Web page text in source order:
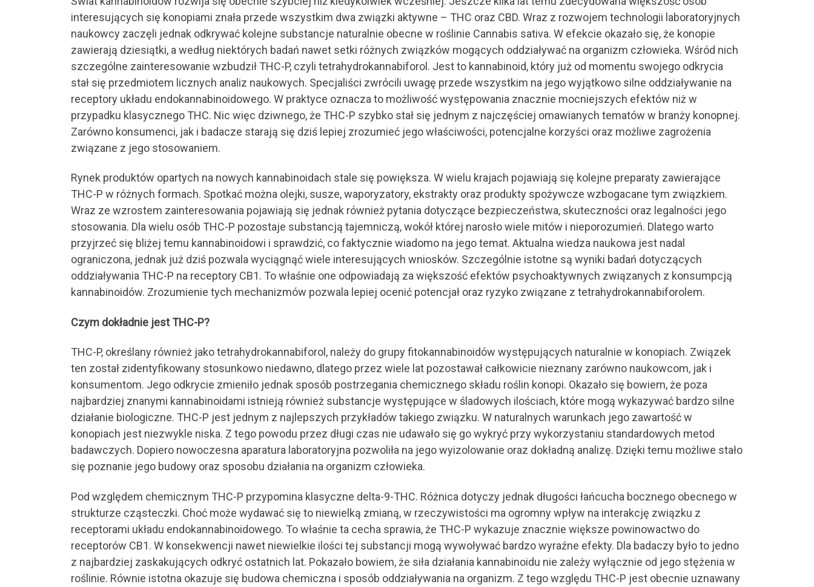
interesujących się konopiami znała przede wszystkim dwa związki aktywne – THC oraz CBD. Wraz z rozwojem technologii laboratoryjnych
naukowcy zaczęli jednak odkrywać kolejne substancje naturalnie obecne w roślinie Cannabis sativa. W efekcie okazało się, że konopie
zawierają dziesiątki, a według niektórych badań nawet setki różnych związków mogących oddziaływać na organizm człowieka. Wśród nich
szczególne zainteresowanie wzbudził THC-P, czyli tetrahydrokannabiforol. Jest to kannabinoid, który już od momentu swojego odkrycia
stał się przedmiotem licznych analiz naukowych. Specjaliści zwrócili uwagę przede wszystkim na jego wyjątkowo silne oddziaływanie na
receptory układu endokannabinoidowego. W praktyce oznacza to możliwość występowania znacznie mocniejszych efektów niż w
przypadku klasycznego THC. Nic więc dziwnego, że THC-P szybko stał się jednym z najczęściej omawianych tematów w branży konopnej.
Zarówno konsumenci, jak i badacze starają się dziś lepiej zrozumieć jego właściwości, potencjalne korzyści oraz możliwe zagrożenia
związane z jego stosowaniem.
Rynek produktów opartych na nowych kannabinoidach stale się powiększa. W wielu krajach pojawiają się kolejne preparaty zawierające
THC-P w różnych formach. Spotkać można olejki, susze, waporyzatory, ekstrakty oraz produkty spożywcze wzbogacane tym związkiem.
Wraz ze wzrostem zainteresowania pojawiają się jednak również pytania dotyczące bezpieczeństwa, skuteczności oraz legalności jego
stosowania. Dla wielu osób THC-P pozostaje substancją tajemniczą, wokół której narosło wiele mitów i nieporozumień. Dlatego warto
przyjrzeć się bliżej temu kannabinoidowi i sprawdzić, co faktycznie wiadomo na jego temat. Aktualna wiedza naukowa jest nadal
ograniczona, jednak już dziś pozwala wyciągnąć wiele interesujących wniosków. Szczególnie istotne są wyniki badań dotyczących
oddziaływania THC-P na receptory CB1. To właśnie one odpowiadają za większość efektów psychoaktywnych związanych z konsumpcją
kannabinoidów. Zrozumienie tych mechanizmów pozwala lepiej ocenić potencjał oraz ryzyko związane z tetrahydrokannabiforolem.
Czym dokładnie jest THC-P?
THC-P, określany również jako tetrahydrokannabiforol, należy do grupy fitokannabinoidów występujących naturalnie w konopiach. Związek
ten został zidentyfikowany stosunkowo niedawno, dlatego przez wiele lat pozostawał całkowicie nieznany zarówno naukowcom, jak i
konsumentom. Jego odkrycie zmieniło jednak sposób postrzegania chemicznego składu roślin konopi. Okazało się bowiem, że poza
najbardziej znanymi kannabinoidami istnieją również substancje występujące w śladowych ilościach, które mogą wykazywać bardzo silne
działanie biologiczne. THC-P jest jednym z najlepszych przykładów takiego związku. W naturalnych warunkach jego zawartość w
konopiach jest niezwykle niska. Z tego powodu przez długi czas nie udawało się go wykryć przy wykorzystaniu standardowych metod
badawczych. Dopiero nowoczesna aparatura laboratoryjna pozwoliła na jego wyizolowanie oraz dokładną analizę. Dzięki temu możliwe stało
się poznanie jego budowy oraz sposobu działania na organizm człowieka.
Pod względem chemicznym THC-P przypomina klasyczne delta-9-THC. Różnica dotyczy jednak długości łańcucha bocznego obecnego w
strukturze cząsteczki. Choć może wydawać się to niewielką zmianą, w rzeczywistości ma ogromny wpływ na interakcję związku z
receptorami układu endokannabinoidowego. To właśnie ta cecha sprawia, że THC-P wykazuje znacznie większe powinowactwo do
receptorów CB1. W konsekwencji nawet niewielkie ilości tej substancji mogą wywoływać bardzo wyraźne efekty. Dla badaczy było to jedno
z najbardziej zaskakujących odkryć ostatnich lat. Pokazało bowiem, że siła działania kannabinoidu nie zależy wyłącznie od jego stężenia w
roślinie. Równie istotna okazuje się budowa chemiczna i sposób oddziaływania na organizm. Z tego względu THC-P jest obecnie uznawany